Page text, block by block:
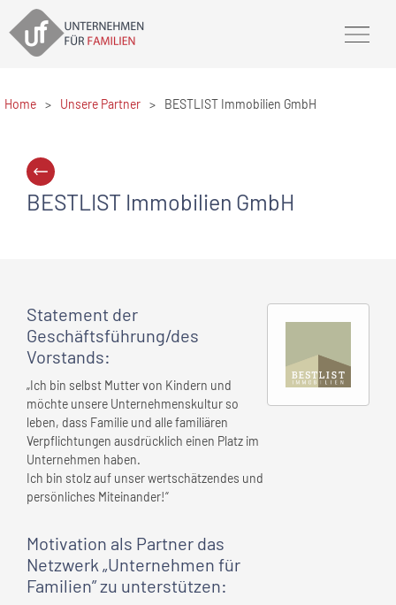
Home > Unsere Partner > BESTLIST Immobilien GmbH
BESTLIST Immobilien GmbH
Statement der
Geschäftsführung/des
Vorstands:
„Ich bin selbst Mutter von Kindern und
möchte unsere Unternehmenskultur so
leben, dass Familie und alle familiären
Verpflichtungen ausdrücklich einen Platz im
Unternehmen haben.
Ich bin stolz auf unser wertschätzendes und
persönliches Miteinander!“
Motivation als Partner das
Netzwerk „Unternehmen für
Familien” zu unterstützen: